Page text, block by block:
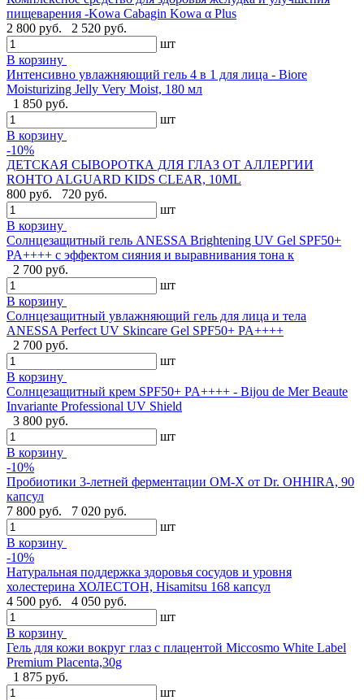
пищеварения -Kowa Cabagin Kowa α Plus
2 800 руб.
2 520 руб.
шт
В корзину
Интенсивно увлажняющий гель 4 в 1 для лица - Biore
Moisturizing Jelly Very Moist, 180 мл
1 850 руб.
шт
В корзину
-10%
ДЕТСКАЯ СЫВОРОТКА ДЛЯ ГЛАЗ ОТ АЛЛЕРГИИ
ROHTO ALGUARD KIDS CLEAR, 10ML
800 руб.
720 руб.
шт
В корзину
Солнцезащитный гель ANESSA Brightening UV Gel SPF50+
PA++++ с эффектом сияния и выравнивания тона к
2 700 руб.
шт
В корзину
Солнцезащитный увлажняющий гель для лица и тела
ANESSA Perfect UV Skincare Gel SPF50+ PA++++
2 700 руб.
шт
В корзину
Cолнцезащитный крем SPF50+ PA++++ - Bijou de Mer Beaute
Invariante Professional UV Shield
3 800 руб.
шт
В корзину
-10%
Пробиотики 3-летней ферментации OM-X от Dr. OHHIRA, 90
капсул
7 800 руб.
7 020 руб.
шт
В корзину
-10%
Натуральная поддержка здоровья сосудов и уровня
холестерина ХОЛЕСТОН, Hisamitsu 168 капсул
4 500 руб.
4 050 руб.
шт
В корзину
Гель для кожи вокруг глаз с плацентой Miccosmo White Label
Premium Placenta,30g
1 875 руб.
шт